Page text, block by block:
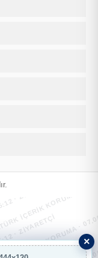
×
KORUMA
KORUMA